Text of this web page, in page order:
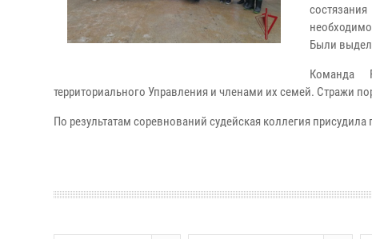
Были
Команда
территориального Управления и членами их семей. Стражи
По результатам соревнований судейская коллегия